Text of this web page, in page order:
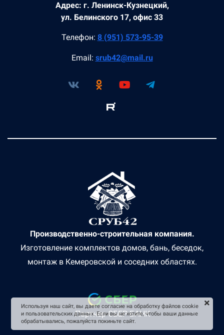
Адрес: г. Ленинск-Кузнецкий,
ул. Белинского 17, офис 33
Телефон: 8 (951) 573-95-39
Email: srub42@mail.ru
Производственно-строительная компания.
Изготовление комплектов домов, бань, беседок,
монтаж в Кемеровской и соседних областях.
Партнер СБЕР БАНК
Используя наш сайт, вы даете согласие на обработку файлов cookie
и пользовательских данных. Если вы не хотите, чтобы ваши данные
обрабатывались, пожалуйста покиньте сайт.